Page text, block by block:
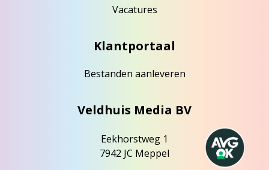
Vacatures
Klantportaal
Bestanden aanleveren
Veldhuis Media BV
Eekhorstweg 1
7942 JC Meppel